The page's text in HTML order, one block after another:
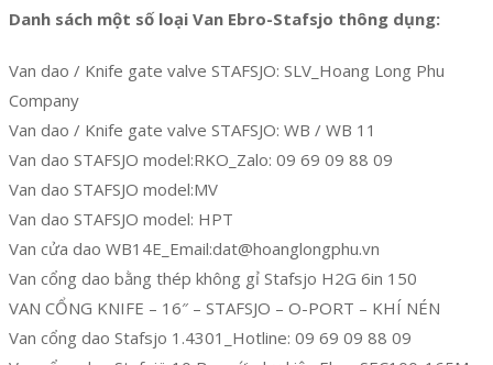
Danh sách một số loại Van Ebro-Stafsjo thông dụng:
Van dao / Knife gate valve STAFSJO: SLV_Hoang Long Phu
Company
Van dao / Knife gate valve STAFSJO: WB / WB 11
Van dao STAFSJO model:RKO_Zalo: 09 69 09 88 09
Van dao STAFSJO model:MV
Van dao STAFSJO model: HPT
Van cửa dao WB14E_Email:dat@hoanglongphu.vn
Van cổng dao bằng thép không gỉ Stafsjo H2G 6in 150
VAN CỔNG KNIFE – 16″ – STAFSJO – O-PORT – KHÍ NÉN
Van cổng dao Stafsjo 1.4301_Hotline: 09 69 09 88 09